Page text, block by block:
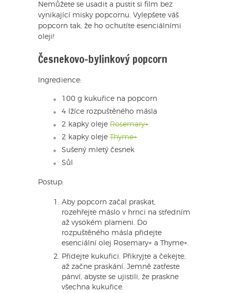
Nemůžete se usadit a pustit si film bez
vynikající misky popcornu. Vylepšete váš
popcorn tak, že ho ochutíte esenciálními
oleji!
Česnekovo-bylinkový popcorn
Ingredience:
100 g kukuřice na popcorn
4 lžíce rozpuštěného másla
2 kapky oleje Rosemary+
2 kapky oleje Thyme+
Sušený mletý česnek
Sůl
Postup:
Aby popcorn začal praskat,
rozehřejte máslo v hrnci na středním
až vysokém plameni. Do
rozpuštěného másla přidejte
esenciální olej Rosemary+ a Thyme+.
Přidejte kukuřici. Přikryjte a čekejte,
až začne praskání. Jemně zatřeste
pánví, abyste se ujistili, že praskne
všechna kukuřice.